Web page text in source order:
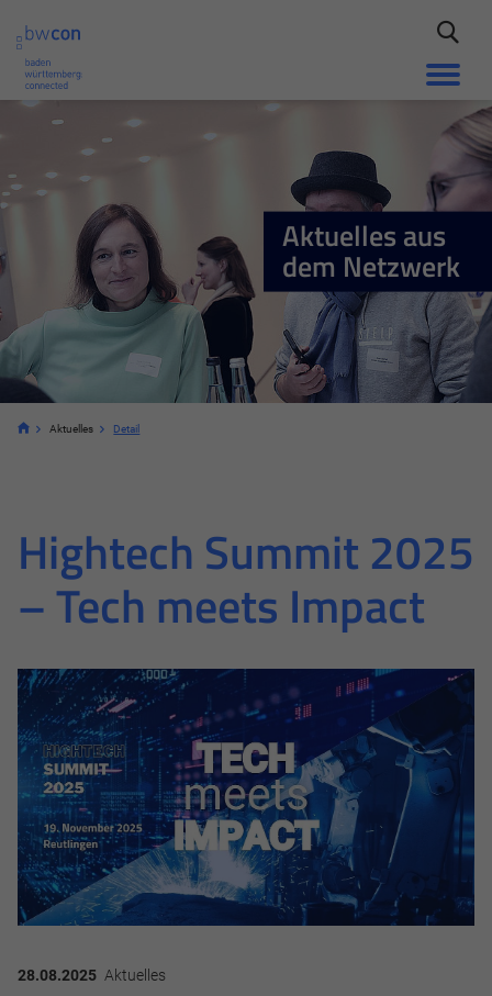
Aktuelles aus
dem Netzwerk
Aktuelles Detail
Hightech Summit 2025
– Tech meets Impact
28.08.2025 Aktuelles